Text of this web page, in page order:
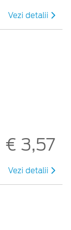
Vezi detalii
€ 3,57
Vezi detalii